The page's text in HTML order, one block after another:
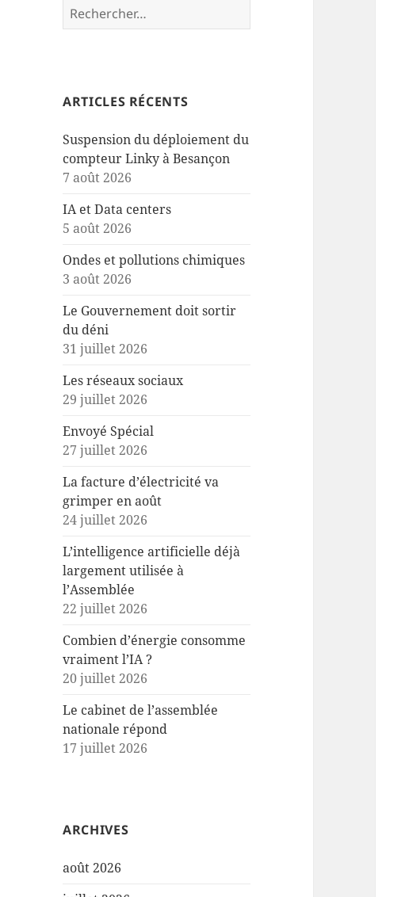
Rechercher :
ARTICLES RÉCENTS
Suspension du déploiement du
compteur Linky à Besançon
7 août 2026
IA et Data centers
5 août 2026
Ondes et pollutions chimiques
3 août 2026
Le Gouvernement doit sortir
du déni
31 juillet 2026
Les réseaux sociaux
29 juillet 2026
Envoyé Spécial
27 juillet 2026
La facture d’électricité va
grimper en août
24 juillet 2026
L’intelligence artificielle déjà
largement utilisée à
l’Assemblée
22 juillet 2026
Combien d’énergie consomme
vraiment l’IA ?
20 juillet 2026
Le cabinet de l’assemblée
nationale répond
17 juillet 2026
ARCHIVES
août 2026